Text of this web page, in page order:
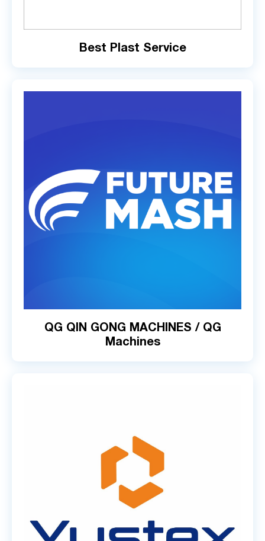
Best Plast Service
QG QIN GONG MACHINES / QG
Machines